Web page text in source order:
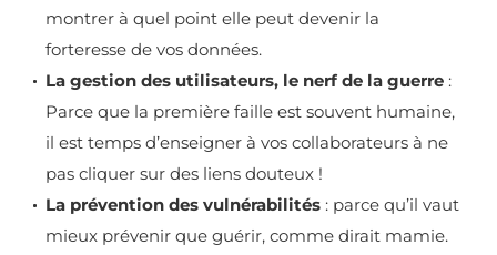
montrer à quel point elle peut devenir la
forteresse de vos données.
La gestion des utilisateurs, le nerf de la guerre :
Parce que la première faille est souvent humaine,
il est temps d’enseigner à vos collaborateurs à ne
pas cliquer sur des liens douteux !
La prévention des vulnérabilités : parce qu’il vaut
mieux prévenir que guérir, comme dirait mamie.